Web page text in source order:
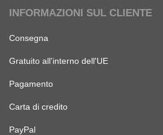
INFORMAZIONI SUL CLIENTE
Consegna
Gratuito all'interno dell'UE
Pagamento
Carta di credito
PayPal